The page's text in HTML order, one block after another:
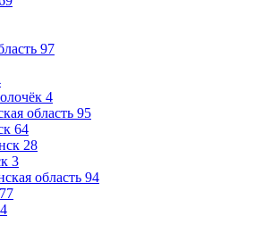
97
4
область 95
64
28
3
область 94
77